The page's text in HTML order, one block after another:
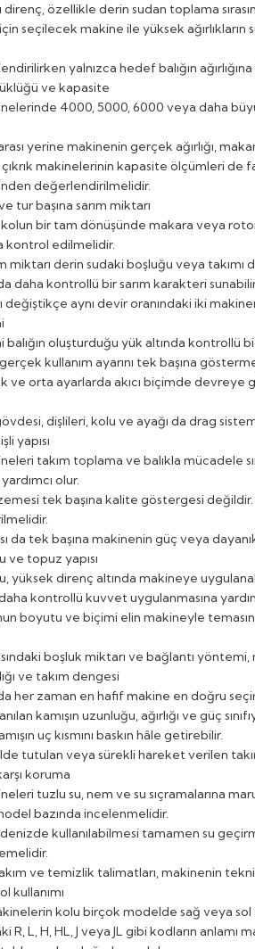
özellikle derin sudan toplama
seçilecek makine ile yüksek
yalnızca hedef balığın
ve kapasite
4000, 5000, 6000 veya daha
yerine makinenin gerçek ağırlığı,
makinelerinin kapasite ölçümleri de
değerlendirilmelidir.
tur başına sarım miktarı
bir tam dönüşünde makara veya
kontrol edilmelidir.
miktarı derin sudaki boşluğu veya
daha kontrollü bir sarım karakteri
değiştikçe aynı devir oranındaki iki
balığın oluşturduğu yük altında kontrollü
kullanım ayarını tek başına
ve orta ayarlarda akıcı biçimde devreye
dişlileri, kolu ve ayağı da drag
yapısı
takım toplama ve balıkla mücadele
olur.
tek başına kalite göstergesi değildir.
da tek başına makinenin güç veya
ve topuz yapısı
yüksek direnç altında makineye
kontrollü kuvvet uygulanmasına
boyutu ve biçimi elin makineyle
boşluk miktarı ve bağlantı
ve takım dengesi
her zaman en hafif makine en doğru
kamışın uzunluğu, ağırlığı ve güç
uç kısmını baskın hâle getirebilir.
tutulan veya sürekli hareket verilen
koruma
tuzlu su, nem ve su sıçramalarına
bazında incelenmelidir.
kullanılabilmesi tamamen su
ve temizlik talimatları, makinenin
kullanımı
kolu birçok modelde sağ veya
R, L, H, HL, J veya JL gibi kodların